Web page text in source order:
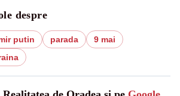
despre
putin parada
9 mai